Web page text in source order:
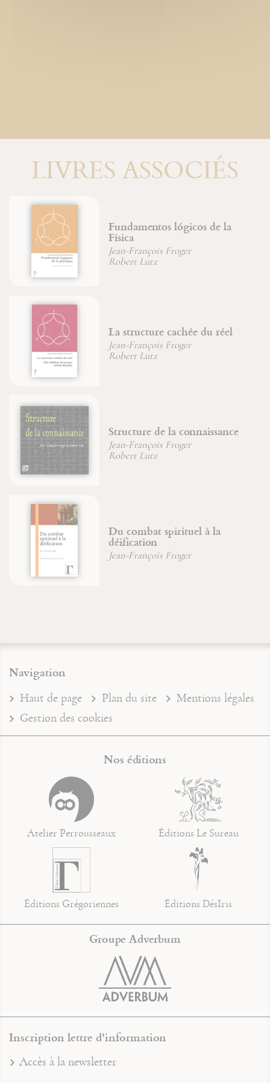
LIVRES ASSOCIÉS
Fundamentos lógicos de la
Física
Jean-François Froger
Robert Lutz
La structure cachée du réel
Jean-François Froger
Robert Lutz
Structure de la connaissance
Jean-François Froger
Du combat spirituel à la
déification
Jean-François Froger
Navigation
Haut de page Plan du site
Mentions légales
Gestion des cookies
Nos éditions
Atelier Perrousseaux Éditions Le Sureau
Éditions Grégoriennes Éditions DésIris
Groupe Adverbum
Inscription lettre d'information
Accès à la newsletter